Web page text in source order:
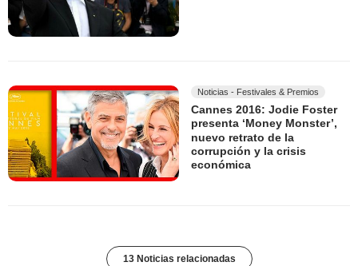
Noticias - Festivales & Premios
Cannes 2016: Jodie Foster
presenta ‘Money Monster’,
nuevo retrato de la
corrupción y la crisis
económica
13 Noticias relacionadas